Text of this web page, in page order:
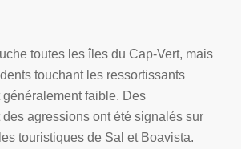
toutes les îles du Cap-Vert, mais
touchant les ressortissants
généralement faible. Des
agressions ont été signalés sur
touristiques de Sal et Boavista.